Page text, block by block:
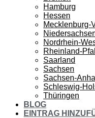
Hamburg
Hessen
Mecklenburg-
Nordrhein-
Rheinland-
Saarland
Sachsen
Sachsen-
Schleswig-
Thüringen
BLOG
EINTRAG